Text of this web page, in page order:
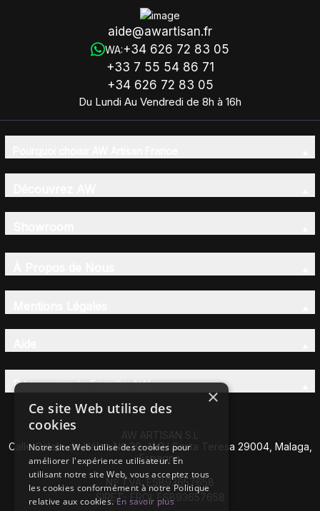
aide@awartisan.fr
WA:+34 626 72 83 05
+33 7 55 54 86 71
+34 626 72 83 05
Du Lundi Au Vendredi de 8h à 16h
Découvrez la Famille AW
AW ARTISAN S.L
Calle Caleta de Vélez Nº 39-41 P.I Santa Teresa 29004, Malaga,
Espagne
Nº TVA: ESB93657658
SIRET- EROI: ESB93657658
×
Ce site Web utilise des
cookies
Notre site Web utilise des cookies pour
améliorer l'expérience utilisateur. En
utilisant notre site Web, vous acceptez tous
les cookies conformément à notre Politique
relative aux cookies.En savoir plus